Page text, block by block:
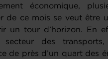
économique,
de ce mois se veut être
un tour d’horizon. En
secteur des
de près d’un quart des